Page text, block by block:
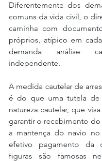
Diferentemente dos
comuns da vida civil, o
caminha com
próprios, atípico em
demanda análise
independente.
A medida cautelar de
é do que uma tutela de
natureza cautelar, que
garantir o recebimento
a mantença do navio
efetivo pagamento da
figuras são famosas